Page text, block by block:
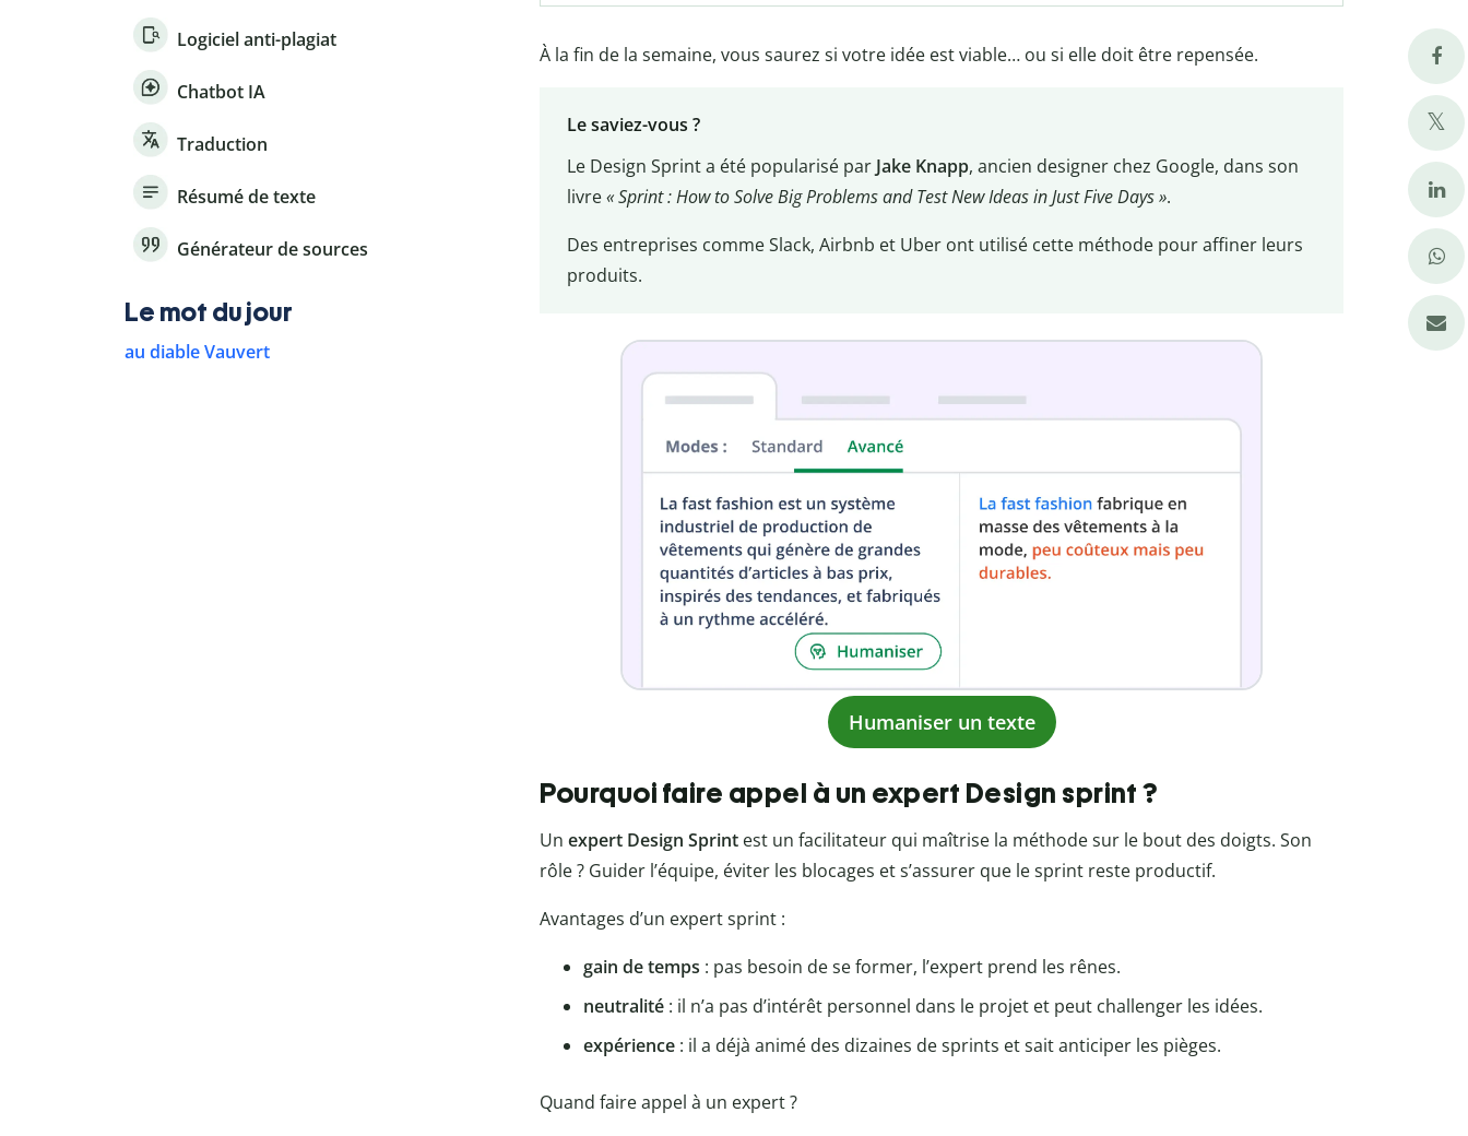
À la fin de la semaine, vous saurez si votre idée est viable… ou si elle doit être repensée.
Le saviez-vous ?
Le Design Sprint a été popularisé par Jake Knapp, ancien designer chez Google, dans son
livre« Sprint : How to Solve Big Problems and Test New Ideas in Just Five Days ».
Des entreprises comme Slack, Airbnb et Uber ont utilisé cette méthode pour affiner leurs
produits.
Humaniser un texte
Pourquoi faire appel à un expert Design sprint ?
Un expert Design Sprint est un facilitateur qui maîtrise la méthode sur le bout des doigts. Son
rôle ? Guider l’équipe, éviter les blocages et s’assurer que le sprint reste productif.
Avantages d’un expert sprint :
gain de temps : pas besoin de se former, l’expert prend les rênes.
neutralité : il n’a pas d’intérêt personnel dans le projet et peut challenger les idées.
expérience : il a déjà animé des dizaines de sprints et sait anticiper les pièges.
Quand faire appel à un expert ?
Logiciel anti-plagiat
Chatbot IA
Traduction
Résumé de texte
Générateur de sources
Le mot du jour
au diable Vauvert